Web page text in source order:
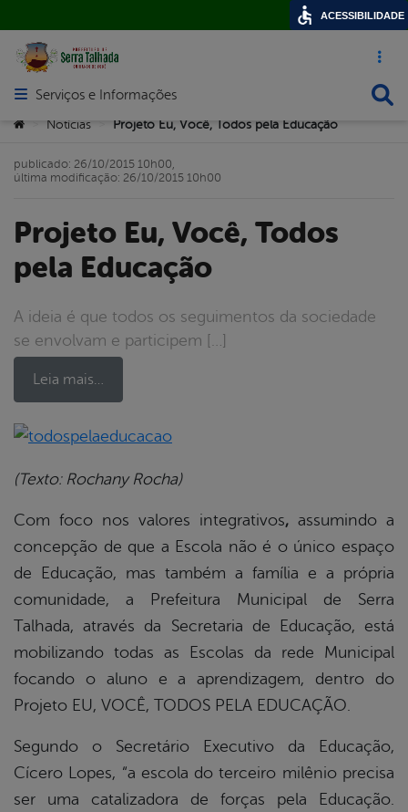
Acesso
Abrir menu principal de navegação
Serviços e Informações
Você está aqui:
Notícias Projeto Eu, Você, Todos pela Educação
Projeto Eu, Você, Todos
pela Educação
A ideia é que todos os seguimentos da sociedade
se envolvam e participem […]
Leia mais…
publicado: 26/10/2015 10h00,
última modificação: 26/10/2015 10h00
(Texto: Rochany Rocha)
Com foco nos valores integrativos, assumindo a
concepção de que a Escola não é o único espaço
de Educação, mas também a família e a própria
comunidade, a Prefeitura Municipal de Serra
Talhada, através da Secretaria de Educação, está
mobilizando todas as Escolas da rede Municipal
focando o aluno e a aprendizagem, dentro do
Projeto EU, VOCÊ, TODOS PELA EDUCAÇÃO.
Segundo o Secretário Executivo da Educação,
Cícero Lopes, “a escola do terceiro milênio precisa
ser uma catalizadora de forças pela Educação.
ACESSIBILIDADE